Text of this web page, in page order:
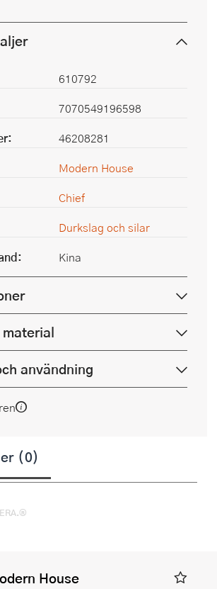
610792
7070549196598
46208281
Modern House
Chief
Durkslag och silar
Kina
användning
(0)
House